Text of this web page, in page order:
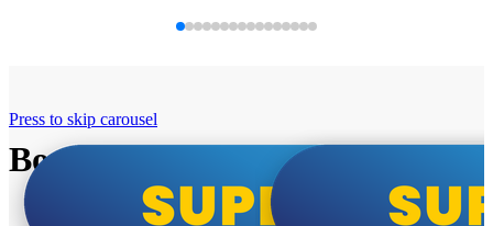
Bosch super cene
Press to skip carousel